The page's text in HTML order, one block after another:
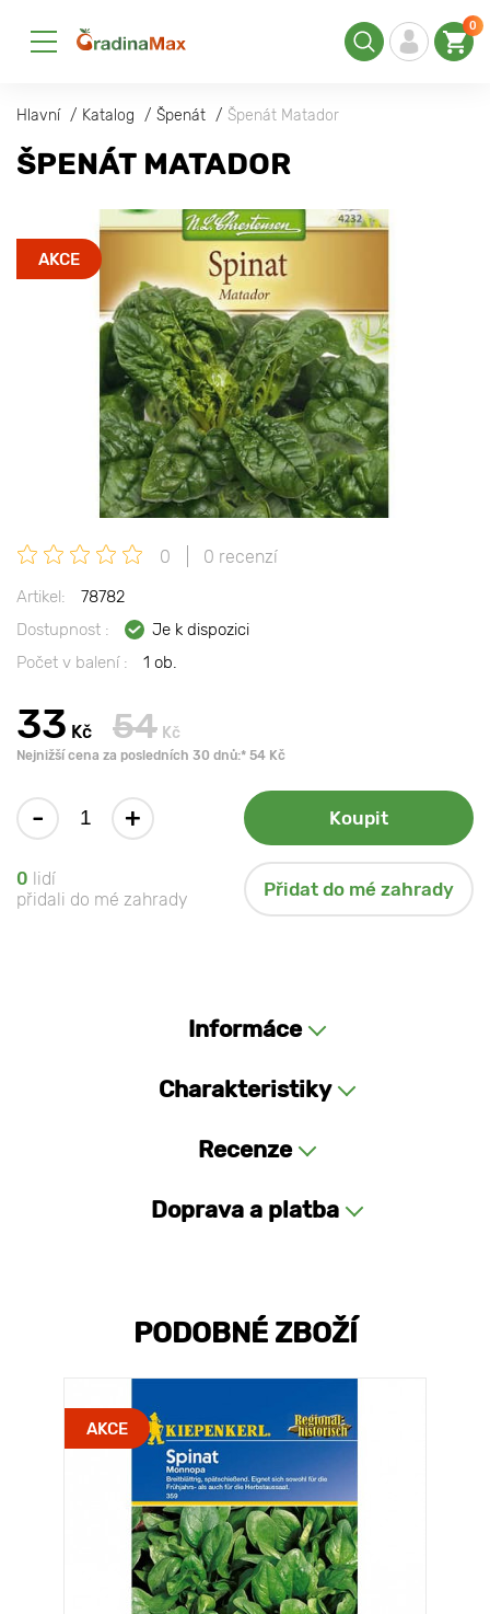
0
Hlavní Katalog Špenát Špenát Matador
ŠPENÁT MATADOR
AKCE
0 0 recenzí
Artikel:
78782
Dostupnost :
Je k dispozici
Počet v balení :
1 ob.
33 Kč 54 Kč
Nejnižší cena za posledních 30 dnů:* 54 Kč
- + Koupit
0 lidí
přidali do mé zahrady
Přidat do mé zahrady
Informáce
Charakteristiky
Recenze
Doprava a platba
PODOBNÉ ZBOŽÍ
AKCE